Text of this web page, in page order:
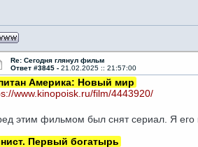
Re: Сегодня глянул фильм
Ответ #3845 - 21.02.2025 :: 21:57:00
Америка: Новый мир
www.kinopoisk.ru/film/4443920/
этим фильмом был снят сериал. Я
Первый богатырь